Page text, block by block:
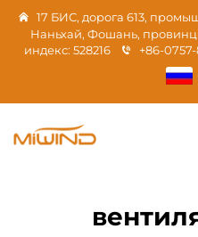
17 БИС, дорога 613,
Наньхай, Фошань,
индекс: 528216
+86-0757-